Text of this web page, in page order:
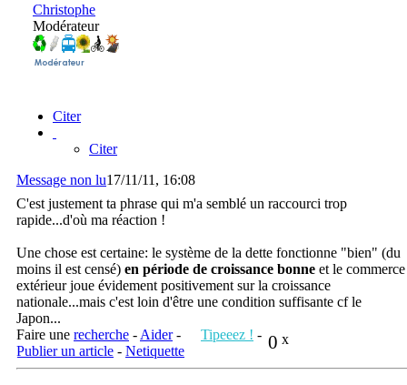
Christophe
Modérateur
Citer
Citer
Message non lu17/11/11, 16:08
C'est justement ta phrase qui m'a semblé un raccourci trop
rapide...d'où ma réaction !
Une chose est certaine: le système de la dette fonctionne "bien" (du
moins il est censé) en période de croissance bonne et le commerce
extérieur joue évidement positivement sur la croissance
nationale...mais c'est loin d'être une condition suffisante cf le
Japon...
0 x
Faire une recherche - Aider- Tipeeez ! -
Publier un article - Netiquette